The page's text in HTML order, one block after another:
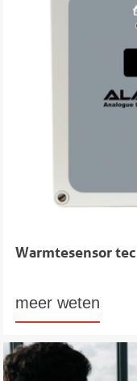
Warmtesensor
meer weten